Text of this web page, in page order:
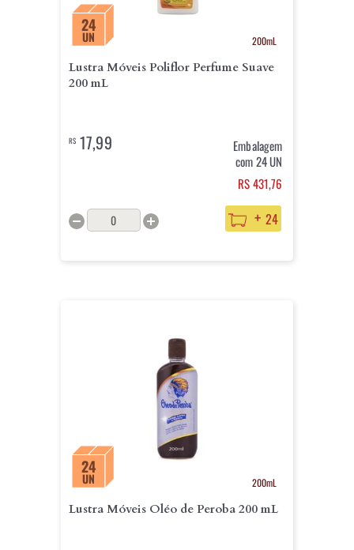
24
UN 200mL
Lustra Móveis Poliflor Perfume Suave
200 mL
R$17,99
Embalagem
com 24 UN
RS 431,76
+ 24
24
UN 200mL
Lustra Móveis Oléo de Peroba 200 mL